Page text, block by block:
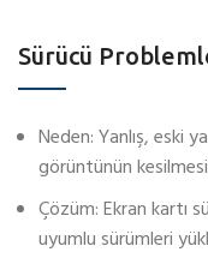
Sürücü
Neden: Yanlış, eski
görüntünün
Çözüm: Ekran kartı
uyumlu sürümleri